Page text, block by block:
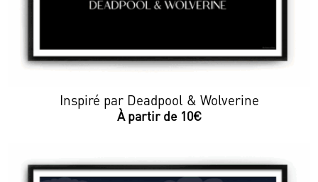
Inspiré par Deadpool & Wolverine